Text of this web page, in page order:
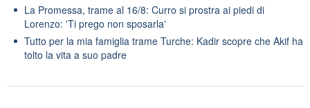
La Promessa, trame al 16/8: Curro si prostra ai piedi di
Lorenzo: 'Ti prego non sposarla'
Tutto per la mia famiglia trame Turche: Kadir scopre che Akif ha
tolto la vita a suo padre